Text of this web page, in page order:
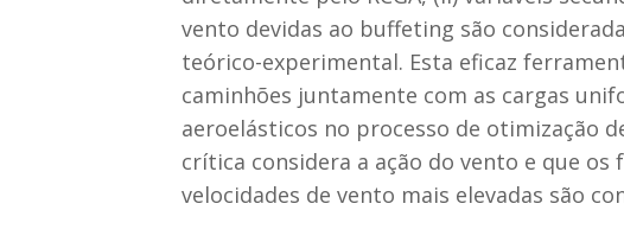
vento devidas ao buffeting são
teórico-experimental. Esta eficaz
caminhões juntamente com as cargas
aeroelásticos no processo de otimização
crítica considera a ação do vento e que
velocidades de vento mais elevadas são